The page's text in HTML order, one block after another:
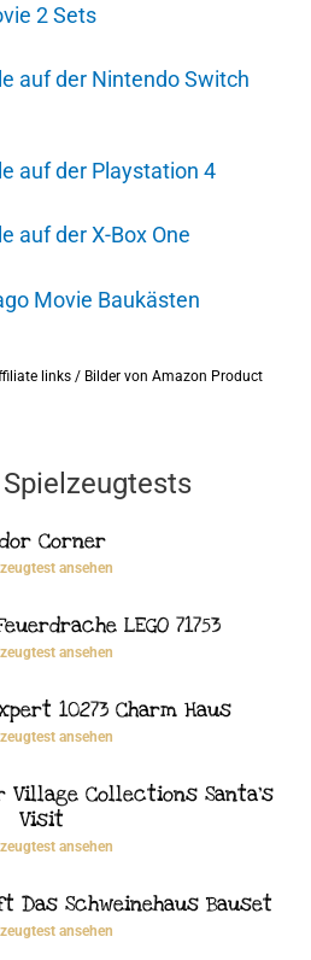
2 Sets
auf der Nintendo Switch
auf der Playstation 4
auf der X-Box One
Movie Baukästen
links / Bilder von Amazon Product
Corner
ansehen
LEGO 71753
ansehen
10273 Charm Haus
ansehen
Village Collections Santa’s
Visit
ansehen
Das Schweinehaus Bauset
ansehen